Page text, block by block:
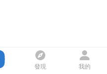
發現 我的